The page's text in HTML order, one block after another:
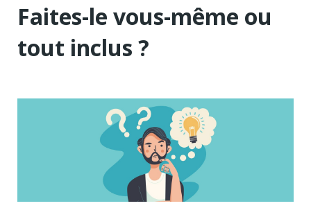
Faites-le vous-même ou
tout inclus ?